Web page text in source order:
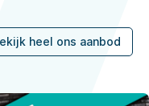
heel ons aanbod